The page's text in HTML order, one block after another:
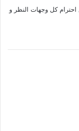
احترام كل وجهات النظر و